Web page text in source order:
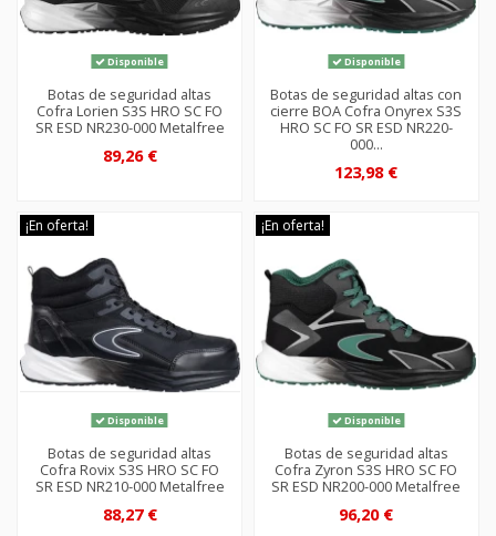
Disponible
Botas de seguridad altas
Cofra Lorien S3S HRO SC FO
SR ESD NR230-000 Metalfree
89,26 €
Disponible
Botas de seguridad altas con
cierre BOA Cofra Onyrex S3S
HRO SC FO SR ESD NR220-
000...
123,98 €
¡En oferta!
Disponible
Botas de seguridad altas
Cofra Rovix S3S HRO SC FO
SR ESD NR210-000 Metalfree
88,27 €
¡En oferta!
Disponible
Botas de seguridad altas
Cofra Zyron S3S HRO SC FO
SR ESD NR200-000 Metalfree
96,20 €